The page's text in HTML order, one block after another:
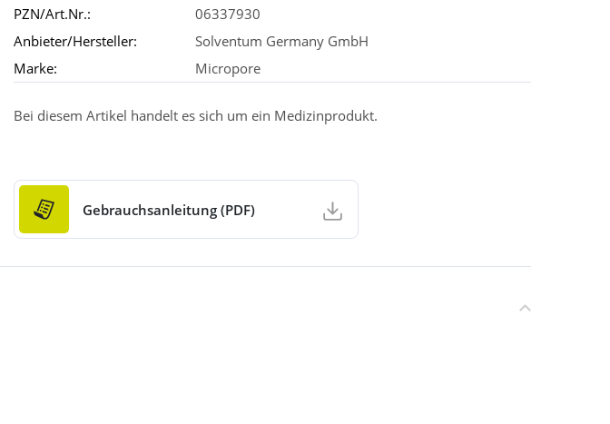
PZN/Art.Nr.:
06337930
Anbieter/Hersteller:
Solventum Germany GmbH
Marke:
Micropore
Bei diesem Artikel handelt es sich um ein Medizinprodukt.
Gebrauchsanleitung (PDF)